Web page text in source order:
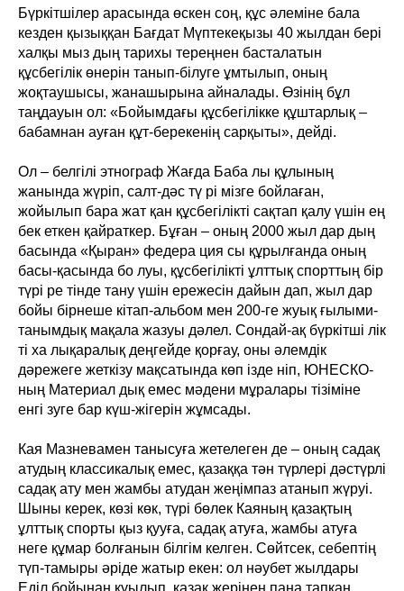
Бүркітшілер арасында өскен соң, құс әлеміне бала
кезден қызыққан Бағдат Мүптекеқызы 40 жылдан бері
халқы мыз дың тарихы тереңнен басталатын
құсбегілік өнерін танып-білуге ұмтылып, оның
жоқтаушысы, жанашырына айналады. Өзінің бұл
таңдауын ол: «Бойымдағы құсбегілікке құштарлық –
бабамнан ауған құт-берекенің сарқыты», дейді.
Ол – белгілі этнограф Жағда Баба лы құлының
жанында жүріп, салт-дәс тү рі мізге бойлаған,
жойылып бара жат қан құсбегілікті сақтап қалу үшін ең
бек еткен қайраткер. Бұған – оның 2000 жыл дар дың
басында «Қыран» федера ция сы құрылғанда оның
басы-қасында бо луы, құсбегілікті ұлттық спорттың бір
түрі ре тінде тану үшін ережесін дайын дап, жыл дар
бойы бірнеше кітап-альбом мен 200-ге жуық ғылыми-
танымдық мақала жазуы дәлел. Сондай-ақ бүркітші лік
ті ха лықаралық деңгейде қорғау, оны әлемдік
дәрежеге жеткізу мақсатында көп ізде ніп, ЮНЕСКО-
ның Материал дық емес мәдени мұралары тізіміне
енгі зуге бар күш-жігерін жұмсады.
Кая Мазневамен танысуға жетелеген де – оның садақ
атудың классикалық емес, қазаққа тән түрлері дәстүрлі
садақ ату мен жамбы атудан жеңімпаз атанып жүруі.
Шыны керек, көзі көк, түрі бөлек Каяның қазақтың
ұлттық спорты қыз қууға, садақ атуға, жамбы атуға
неге құмар болғанын білгім келген. Сөйтсек, себептің
түп-тамыры әріде жатыр екен: ол нәубет жылдары
Еділ бойынан қуылып, қазақ жерінен пана тапқан